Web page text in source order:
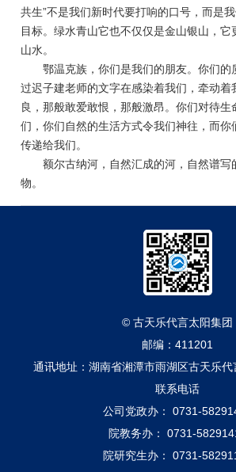
共生”不是我们新时代要打响的口号，而是
目标。绿水青山它也不仅仅是金山银山，它
山水。
鄂温克族，你们是我们的朋友。你们的
过迟子建老师的文字在感染着我们，牵动着
良，那般敢爱敢恨，那般激昂。你们对待生
们，你们自然的生活方式令我们神往，而你
传递给我们。
额尔古纳河，自然汇成的河，自然谱写
物。
© 古天乐代言太阳集团
邮编：411201
通讯地址：湖南省湘潭市雨湖区古天乐
联系电话
公司党政办： 0731-
院教务办： 0731-
院研究生办： 0731-